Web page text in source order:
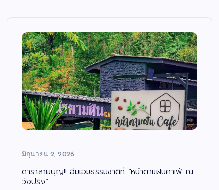
มิถุนายน 2, 2026
ดาราสายบุญ!! อิ่มเอมธรรมชาติที่ “หนำตามฝันคาเฟ่ ณ
วังปริง”